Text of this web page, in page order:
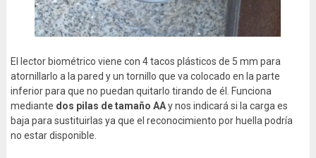
El lector biométrico viene con 4 tacos plásticos de 5 mm para
atornillarlo a la pared y un tornillo que va colocado en la parte
inferior para que no puedan quitarlo tirando de él. Funciona
mediante dos pilas de tamaño AAy nos indicará si la carga es
baja para sustituirlas ya que el reconocimiento por huella podría
no estar disponible.